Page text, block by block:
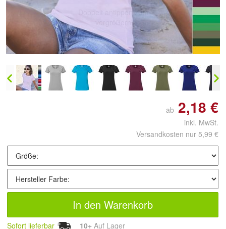
Doppelt antippen zum
ab 2,18 €
inkl. MwSt.
Versandkosten nur 5,99 €
In den Warenkorb
Sofort lieferbar 10+ Auf Lager